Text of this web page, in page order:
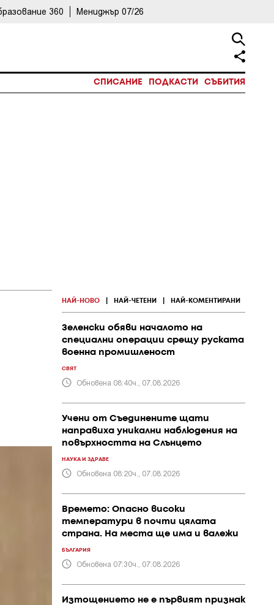
360 Мениджър 07/26
СПИСАНИЕ ПОДКАСТИ СЪБИТИЯ
НАЙ-НОВО НАЙ-ЧЕТЕНИ НАЙ-КОМЕНТИРАНИ
Зеленски обяви началото на
специални операции срещу руската
военна промишленост
СВЯТ
Обновена 08:40ч., 07.08.2026
Учени от Съединените щати
направиха уникални наблюдения на
повърхността на Слънцето
НАУКА И ЗДРАВЕ
Обновена 08:20ч., 07.08.2026
Времето: Опасно високи
температури в почти цялата
страна. На места ще има и валежи
БЪЛГАРИЯ
Обновена 07:30ч., 07.08.2026
Изтощението не е първият признак